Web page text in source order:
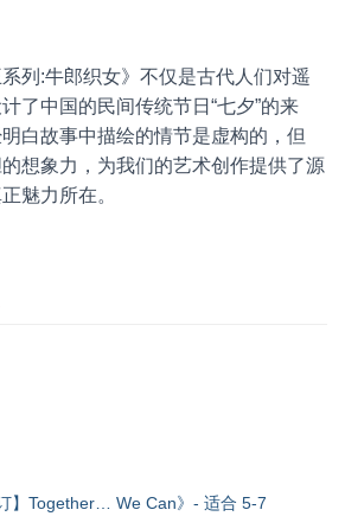
系列:牛郎织女》不仅是古代人们对遥
了中国的民间传统节日“七夕”的来
白故事中描绘的情节是虚构的，但
想象力，为我们的艺术创作提供了源
魅力所在。
】Together… We Can》- 适合 5-7